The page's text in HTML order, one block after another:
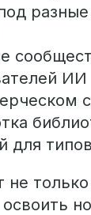
ИИ
для
не